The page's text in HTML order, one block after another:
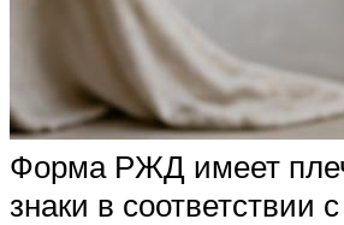
Форма РЖД имеет
знаки в соответствии